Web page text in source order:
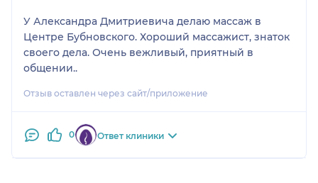
У Александра Дмитриевича делаю массаж в
Центре Бубновского. Хороший массажист, знаток
своего дела. Очень вежливый, приятный в
общении..
Отзыв оставлен через сайт/приложение
0 Ответ клиники